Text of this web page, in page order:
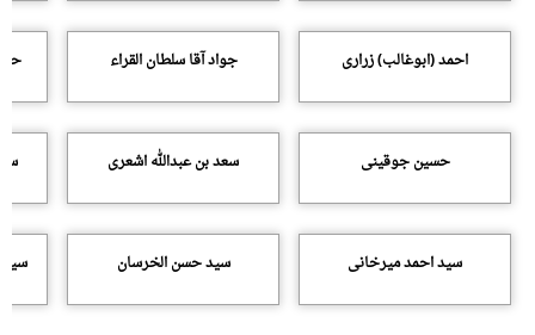
احمد (ابوغالب) زراری جواد آقا سلطان القراء
حسین جوقینی سعد بن عبدالله اشعری
سید احمد میرخانی سید حسن الخرسان